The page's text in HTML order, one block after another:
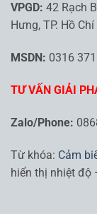
VPGD: 42 Rạch
Hưng, TP. Hồ
MSDN: 0316
TƯ VẤN GIẢI
Zalo/Phone:
Từ khóa: Cảm
hiển thị nhiệt độ